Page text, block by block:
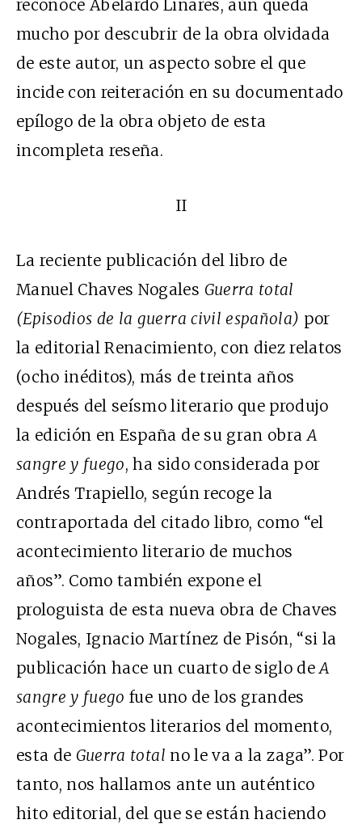
reconoce Abelardo Linares, aún queda
mucho por descubrir de la obra olvidada
de este autor, un aspecto sobre el que
incide con reiteración en su documentado
epílogo de la obra objeto de esta
incompleta reseña.
II
La reciente publicación del libro de
Manuel Chaves Nogales Guerra total
(Episodios de la guerra civil española) por
la editorial Renacimiento, con diez relatos
(ocho inéditos), más de treinta años
después del seísmo literario que produjo
la edición en España de su gran obra A
sangre y fuego, ha sido considerada por
Andrés Trapiello, según recoge la
contraportada del citado libro, como “el
acontecimiento literario de muchos
años”. Como también expone el
prologuista de esta nueva obra de Chaves
Nogales, Ignacio Martínez de Pisón, “si la
publicación hace un cuarto de siglo deA
sangre y fuegofue uno de los grandes
acontecimientos literarios del momento,
esta de Guerra total no le va a la zaga”. Por
tanto, nos hallamos ante un auténtico
hito editorial, del que se están haciendo